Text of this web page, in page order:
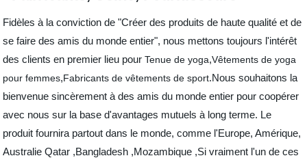
Fidèles à la conviction de "Créer des produits de haute qualité et de
se faire des amis du monde entier", nous mettons toujours l'intérêt
des clients en premier lieu pourTenue de yoga,Vêtements de yoga
pour femmes,Fabricants de vêtements de sport.Nous souhaitons la
bienvenue sincèrement à des amis du monde entier pour coopérer
avec nous sur la base d'avantages mutuels à long terme. Le
produit fournira partout dans le monde, comme l'Europe, Amérique,
Australie Qatar ,Bangladesh ,Mozambique ,Si vraiment l'un de ces